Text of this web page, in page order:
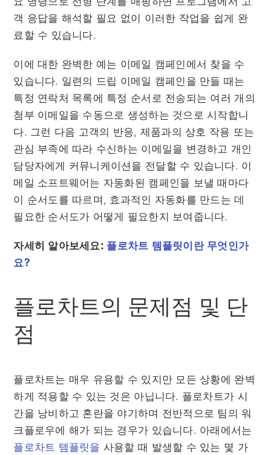
객 응답을 해석할 필요 없이 이러한 작업을 쉽게 완
료할 수 있습니다.
이에 대한 완벽한 예는 이메일 캠페인에서 찾을 수
있습니다. 일련의 드립 이메일 캠페인을 만들 때는
특정 연락처 목록에 특정 순서로 전송되는 여러 개의
첨부 이메일을 수동으로 생성하는 것으로 시작합니
다. 그런 다음 고객의 반응, 제품과의 상호 작용 또는
관심 부족에 따라 수신하는 이메일을 변경하고 개인
담당자에게 커뮤니케이션을 전달할 수 있습니다. 이
메일 소프트웨어는 자동화된 캠페인을 보낼 때마다
이 순서도를 따르며, 효과적인 자동화를 만드는 데
필요한 순서도가 어떻게 필요한지 보여줍니다.
자세히 알아보세요: 플로차트 템플릿이란 무엇인가
요?
플로차트의 문제점 및 단
점
플로차트는 매우 유용할 수 있지만 모든 상황에 완벽
하게 적용할 수 있는 것은 아닙니다. 플로차트가 시
간을 낭비하고 혼란을 야기하며 전반적으로 팀의 워
크플로우에 해가 되는 경우가 있습니다. 아래에서는
플로차트 템플릿을 사용할 때 발생할 수 있는 몇 가